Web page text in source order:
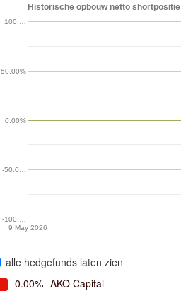
Historische opbouw netto
9 May 2026
-100.…
-50.0…
0.00%
50.00%
100.…
alle hedgefunds laten zien
0.00% AKO Capital